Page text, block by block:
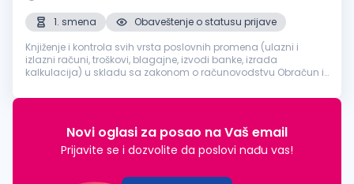
1. smena
Obaveštenje o statusu prijave
Knjiženje i kontrola svih vrsta poslovnih promena (ulazni i
izlazni računi, troškovi, blagajne, izvodi banke, izrada
kalkulacija) u skladu sa zakonom o računovodstvu Obračun i
Poreskoj upra...
Novi oglasi za posao na Vaš email
Prijavite se i dozvolite da poslovi nađu vas!